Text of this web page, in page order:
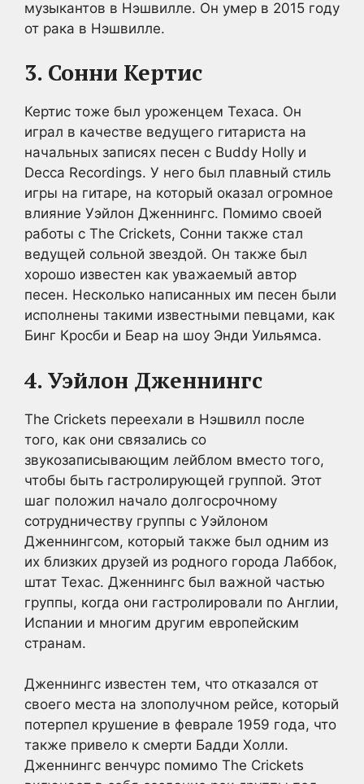
музыкантов в Нэшвилле. Он умер в 2015 году
от рака в Нэшвилле.
3. Сонни Кертис
Кертис тоже был уроженцем Техаса. Он
играл в качестве ведущего гитариста на
начальных записях песен с Buddy Holly и
Decca Recordings. У него был плавный стиль
игры на гитаре, на который оказал огромное
влияние Уэйлон Дженнингс. Помимо своей
работы с The Crickets, Сонни также стал
ведущей сольной звездой. Он также был
хорошо известен как уважаемый автор
песен. Несколько написанных им песен были
исполнены такими известными певцами, как
Бинг Кросби и Беар на шоу Энди Уильямса.
4. Уэйлон Дженнингс
The Crickets переехали в Нэшвилл после
того, как они связались со
звукозаписывающим лейблом вместо того,
чтобы быть гастролирующей группой. Этот
шаг положил начало долгосрочному
сотрудничеству группы с Уэйлоном
Дженнингсом, который также был одним из
их близких друзей из родного города Лаббок,
штат Техас. Дженнингс был важной частью
группы, когда они гастролировали по Англии,
Испании и многим другим европейским
странам.
Дженнингс известен тем, что отказался от
своего места на злополучном рейсе, который
потерпел крушение в феврале 1959 года, что
также привело к смерти Бадди Холли.
Дженнингс венчурс помимо The Crickets